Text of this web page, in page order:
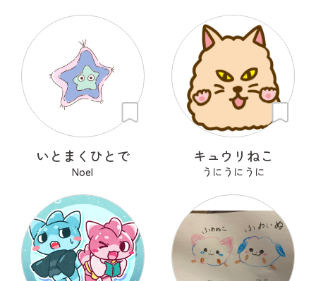
いとまくひとで
Noel
キュウリねこ
うにうにうに